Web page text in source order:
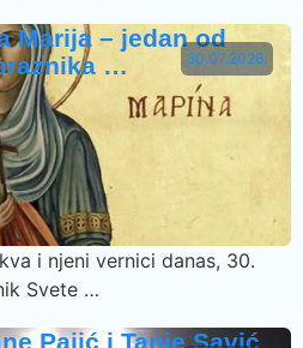
30.07.2026.
Marija – jedan od
…
i njeni vernici danas, 30.
Svete …
Pajić i Tanje Savić